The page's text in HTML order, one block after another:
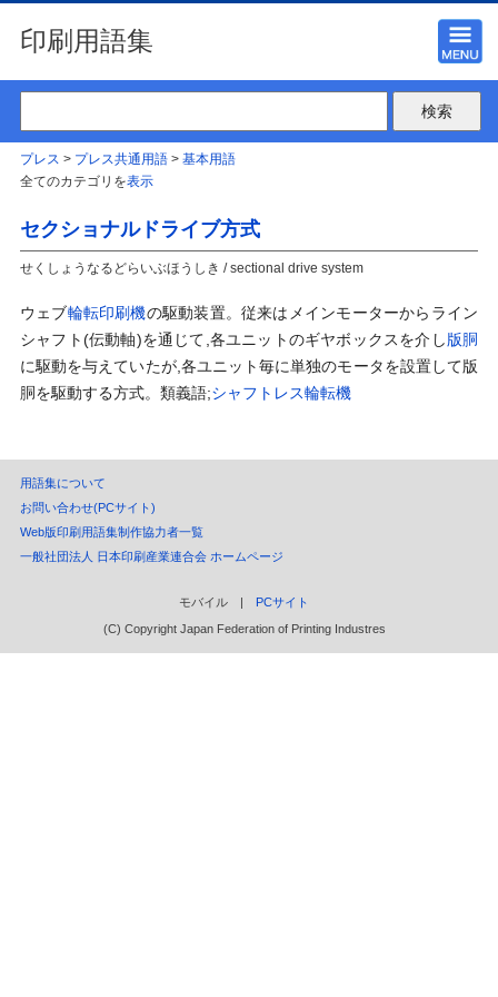
印刷用語集
プレス > プレス共通用語> 基本用語
全てのカテゴリを表示
セクショナルドライブ方式
せくしょうなるどらいぶほうしき / sectional drive system
ウェブ輪転印刷機の駆動装置。従来はメインモーターからライン
シャフト(伝動軸)を通じて,各ユニットのギヤボックスを介し版胴
に駆動を与えていたが,各ユニット毎に単独のモータを設置して版
胴を駆動する方式。類義語;シャフトレス輪転機
用語集について
お問い合わせ(PCサイト)
Web版印刷用語集制作協力者一覧
一般社団法人 日本印刷産業連合会 ホームページ
モバイル | PCサイト
(C) Copyright Japan Federation of Printing Industres